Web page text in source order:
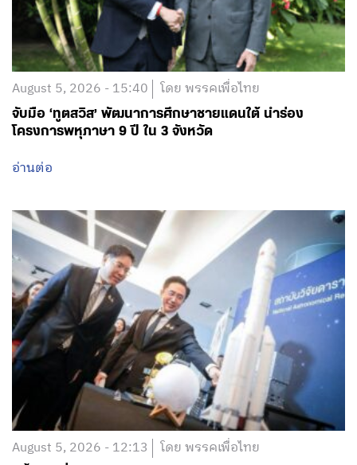
August 5, 2026 - 15:40 โดย พรรคเพื่อไทย
จับมือ ‘ทูตสวิส’ พัฒนาการศึกษาชายแดนใต้ นำร่อง
โครงการพหุภาษา 9 ปี ใน 3 จังหวัด
อ่านต่อ
August 5, 2026 - 12:13 โดย พรรคเพื่อไทย